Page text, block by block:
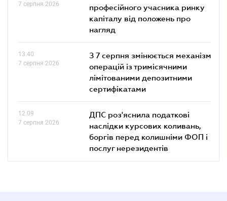
7 серпня 2026
професійного учасника ринку
капіталу від положень про
нагляд
13.40
7 серпня 2026
З 7 серпня змінюється механізм
операцій із тримісячними
лімітованими депозитними
сертифікатами
12.09
7 серпня 2026
ДПС роз'яснила податкові
наслідки курсових коливань,
боргів перед колишніми ФОП і
послуг нерезидентів